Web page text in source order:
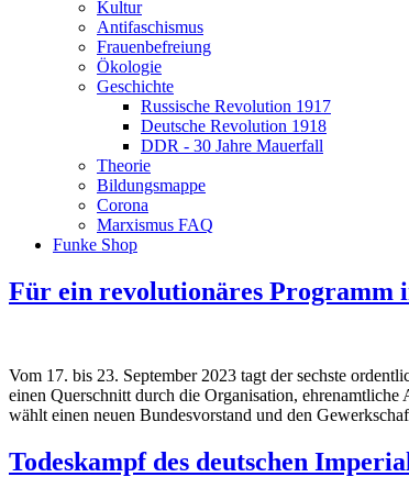
Kultur
Antifaschismus
Frauenbefreiung
Ökologie
Geschichte
Russische Revolution 1917
Deutsche Revolution 1918
DDR - 30 Jahre Mauerfall
Theorie
Bildungsmappe
Corona
Marxismus FAQ
Funke Shop
Für ein revolutionäres Programm
Vom 17. bis 23. September 2023 tagt der sechste
einen Querschnitt durch die Organisation,
wählt einen neuen Bundesvorstand und den
Todeskampf des deutschen